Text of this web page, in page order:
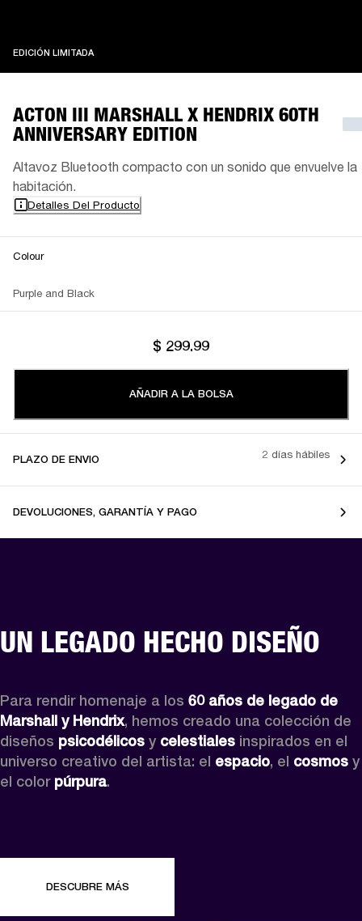
EDICIÓN LIMITADAEDICIÓN LIMITADA
ACTON III MARSHALL X HENDRIX 60TH
ANNIVERSARY EDITION
Altavoz Bluetooth compacto con un sonido que envuelve la
habitación.
Detalles Del Producto
Colour
Purple and Black
$ 299.99
AÑADIR A LA BOLSA
PLAZO DE ENVIO 2 días hábiles
DEVOLUCIONES, GARANTÍA Y PAGO
UN LEGADO HECHO DISEÑO
Para rendir homenaje a los 60 años de legado de
Marshall y Hendrix, hemos creado una colección de
diseños psicodélicos y celestiales inspirados en el
universo creativo del artista: el espacio, el cosmos y
el color púrpura.
DESCUBRE MÁS